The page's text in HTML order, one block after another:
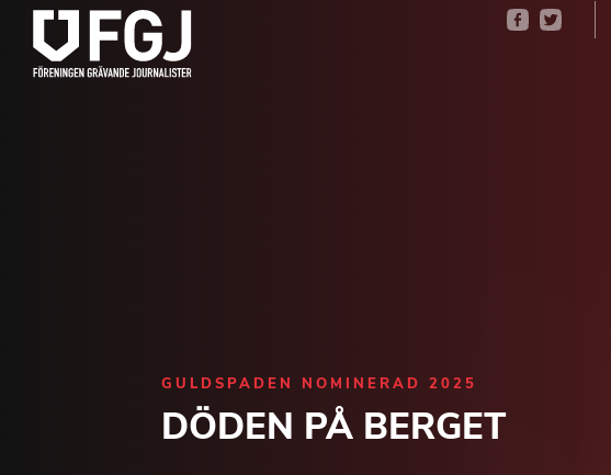
GULDSPADEN NOMINERAD 2025
DÖDEN PÅ BERGET